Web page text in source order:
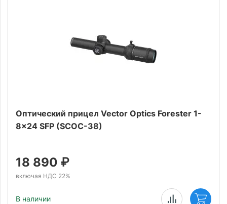
Оптический прицел Vector Optics Forester 1-
8x24 SFP (SCOC-38)
18 890 ₽
включая НДС 22%
В наличии